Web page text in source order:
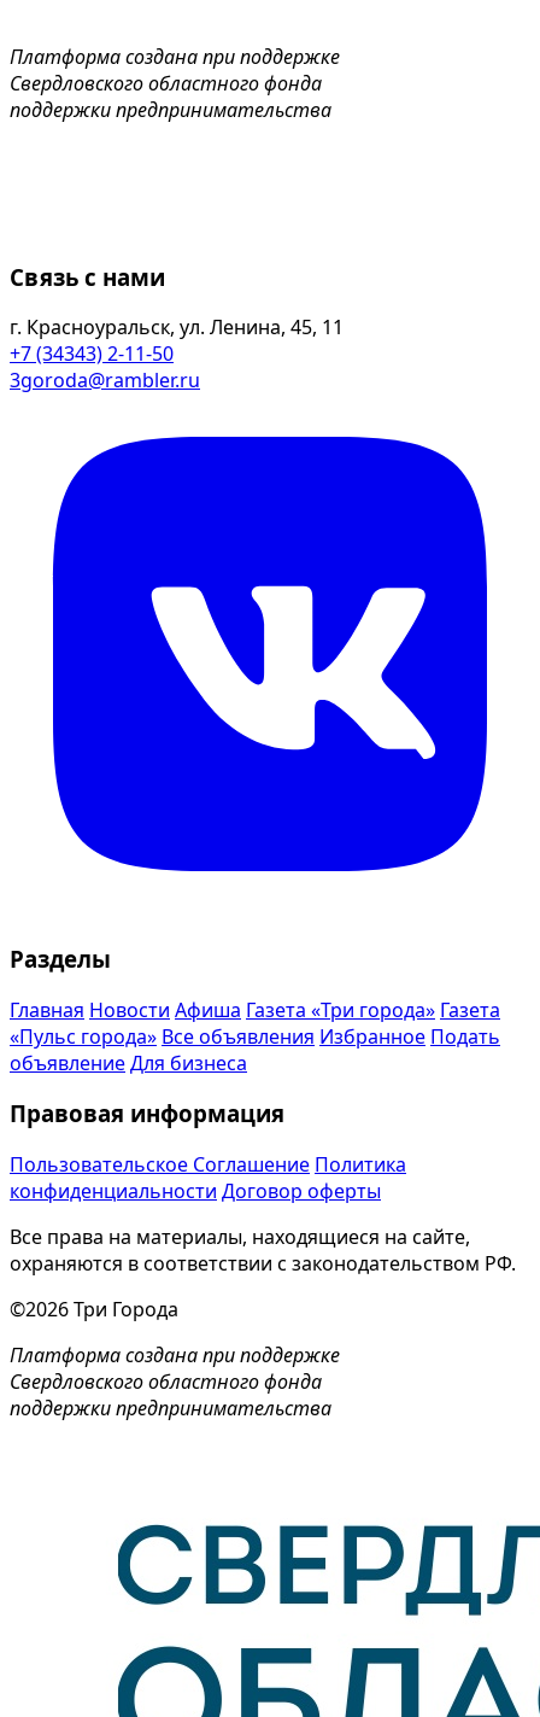
Платформа создана при поддержке
Свердловского областного фонда
поддержки предпринимательства
Связь с нами
г. Красноуральск, ул. Ленина, 45, 11
+7 (34343) 2-11-50
3goroda@rambler.ru
Разделы
Главная Новости Афиша Газета «Три города» Газета
«Пульс города» Все объявления Избранное Подать
объявлениеДля бизнеса
Правовая информация
Пользовательское Соглашение Политика
конфиденциальности Договор оферты
Все права на материалы, находящиеся на сайте,
охраняются в соответствии с законодательством РФ.
©2026 Три Города
Платформа создана при поддержке
Свердловского областного фонда
поддержки предпринимательства